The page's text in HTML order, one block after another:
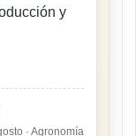
y
· Agronomía